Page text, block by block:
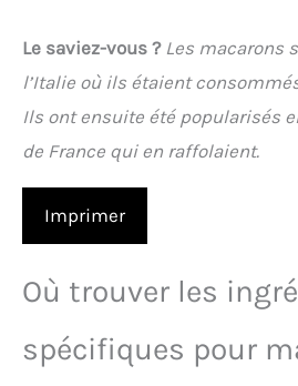
Le saviez-vous ? Les macarons
l’Italie où ils étaient
Ils ont ensuite été popularisés
de France qui en raffolaient.
Imprimer
Où trouver les
spécifiques pour